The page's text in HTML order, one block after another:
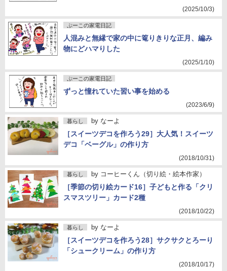
(2025/10/3)
ぷーこの家電日記
人混みと無縁で家の中に篭りきりな正月、編み
物にどハマりした
(2025/1/10)
ぷーこの家電日記
ずっと憧れていた習い事を始める
(2023/6/9)
暮らし by なーよ
［スイーツデコを作ろう29］大人気！スイーツ
デコ「ベーグル」の作り方
(2018/10/31)
暮らし by コーヒーくん（切り絵・絵本作家）
［季節の切り絵カード16］子どもと作る「クリ
スマスツリー」カード2種
(2018/10/22)
暮らし by なーよ
［スイーツデコを作ろう28］サクサクとろーり
「シュークリーム」の作り方
(2018/10/17)